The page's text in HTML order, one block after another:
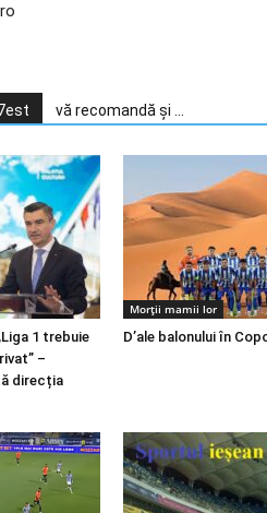
vă recomandă și ...
1 trebuie
–
direcția
Morții mamii lor
D’ale balonului în